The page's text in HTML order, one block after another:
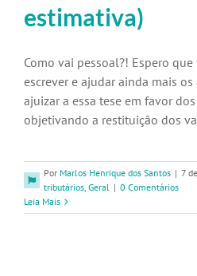
estimativa)
Como vai pessoal?! Espero
escrever e ajudar ainda mais
ajuizar a essa tese em favor
objetivando a restituição dos
Por Marlos Henrique dos Santos | 7
tributários, Geral | 0 Comentários
Leia Mais